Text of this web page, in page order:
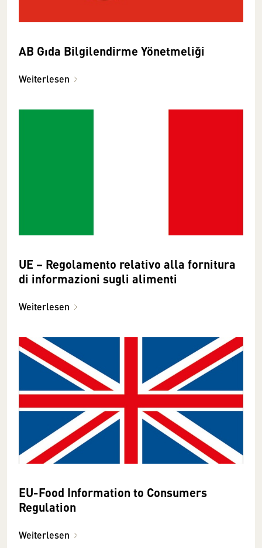
AB Gıda Bilgilendirme Yönetmeliği
Weiterlesen
UE − Regolamento relativo alla fornitura
di informazioni sugli alimenti
Weiterlesen
EU-Food Information to Consumers
Regulation
Weiterlesen